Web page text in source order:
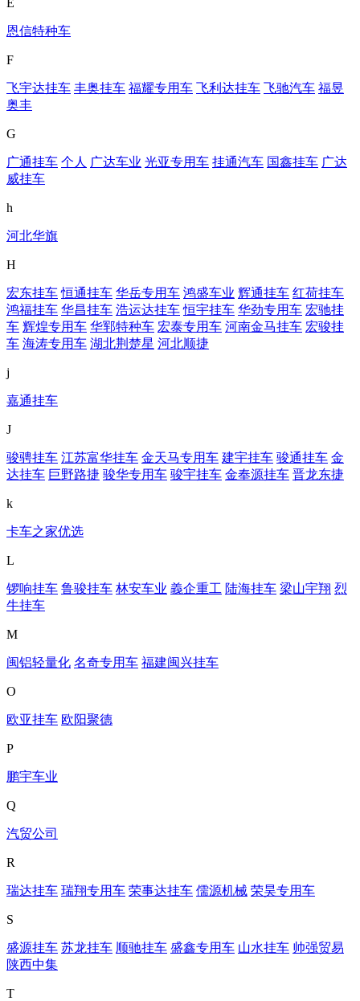
E
恩信特种车
F
飞宇达挂车 丰奥挂车 福耀专用车 飞利达挂车 飞驰汽车 福昱
奥丰
G
广通挂车 个人 广达车业 光亚专用车 挂通汽车 国鑫挂车 广达
威挂车
h
河北华旗
H
宏东挂车 恒通挂车 华岳专用车 鸿盛车业 辉通挂车 红荷挂车
鸿福挂车 华昌挂车 浩运达挂车 恒宇挂车 华劲专用车 宏驰挂
车 辉煌专用车 华郓特种车 宏泰专用车 河南金马挂车 宏骏挂
车 海涛专用车 湖北荆楚星 河北顺捷
j
嘉通挂车
J
骏骋挂车 江苏富华挂车 金天马专用车 建宇挂车 骏通挂车 金
达挂车 巨野路捷 骏华专用车 骏宇挂车 金奉源挂车 晋龙东捷
k
卡车之家优选
L
锣响挂车 鲁骏挂车 林安车业 義企重工 陆海挂车 梁山宇翔 烈
牛挂车
M
闽铝轻量化 名奇专用车 福建闽兴挂车
O
欧亚挂车 欧阳聚德
P
鹏宇车业
Q
汽贸公司
R
瑞达挂车 瑞翔专用车 荣事达挂车 儒源机械 荣昊专用车
S
盛源挂车 苏龙挂车 顺驰挂车 盛鑫专用车 山水挂车 帅强贸易
陕西中集
T